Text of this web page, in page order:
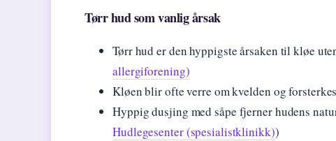
Tørr hud som vanlig årsak
Tørr hud er den hyppigste årsaken til kløe
allergiforening)
Kløen blir ofte verre om kvelden og
Hyppig dusjing med såpe fjerner hudens
Hudlegesenter (spesialistklinikk))